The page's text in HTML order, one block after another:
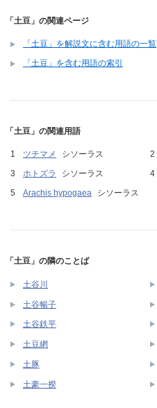
「土豆」の関連ページ
「土豆」を解説文に含む用語の一覧
「土豆」を含む用語の索引
「土豆」の関連用語
ツチマメ シソーラス
ホトズラ
シソーラス
Arachis hypogaea
シソーラス
「土豆」の隣のことば
土谷川
土谷暢子
土谷鉄平
土豆網
土豚
土豪一揆